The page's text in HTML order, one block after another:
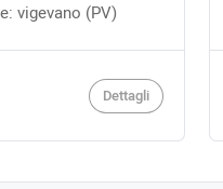
vigevano (PV)
Dettagli